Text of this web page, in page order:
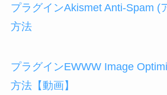
プラグインAkismet Anti-Spam (
方法
プラグインEWWW Image
方法【動画】